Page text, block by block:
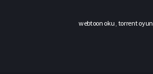
webtoon oku torrent oyun